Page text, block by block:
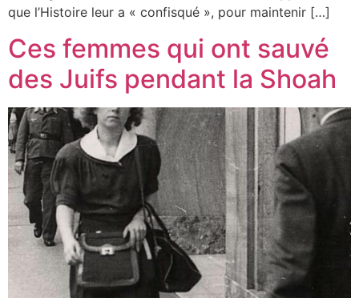
que l’Histoire leur a « confisqué », pour maintenir […]
Ces femmes qui ont sauvé
des Juifs pendant la Shoah